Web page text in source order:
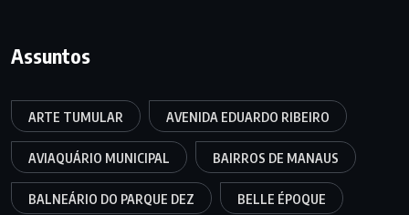
Assuntos
ARTE TUMULAR AVENIDA EDUARDO RIBEIRO
AVIAQUÁRIO MUNICIPAL BAIRROS DE MANAUS
BALNEÁRIO DO PARQUE DEZ BELLE ÉPOQUE